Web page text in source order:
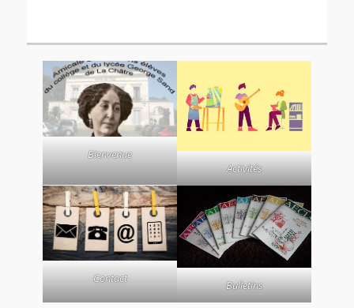
Bienvenue
Activités
Contact Bulletins